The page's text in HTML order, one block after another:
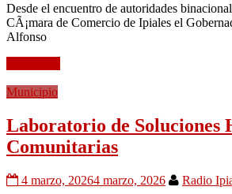
Desde el encuentro de autoridades
CÃ¡mara de Comercio de Ipiales el
Alfonso
Municipio
Laboratorio de Soluciones
Comunitarias
4 marzo, 20264 marzo, 2026
Radio